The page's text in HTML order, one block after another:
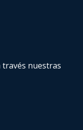
través nuestras